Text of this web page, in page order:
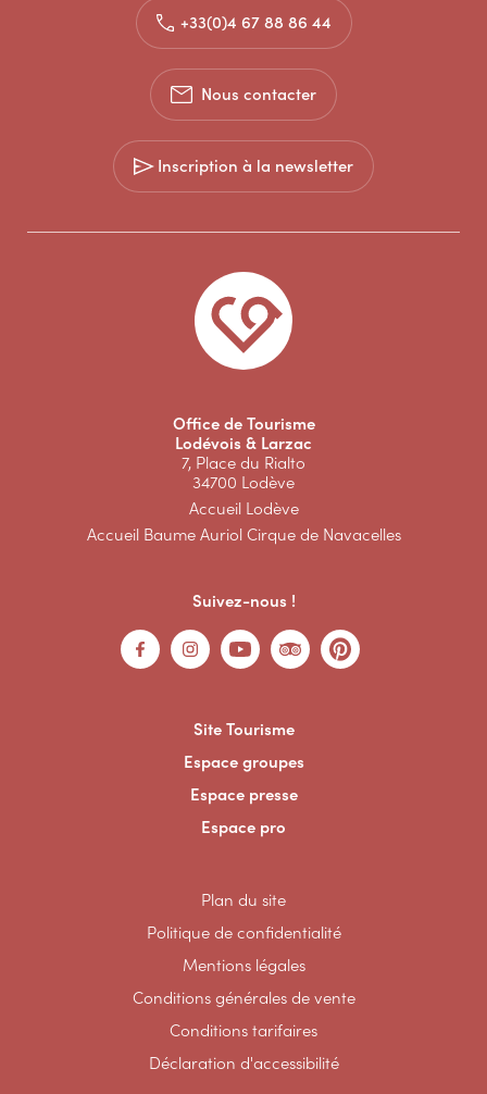
+33(0)4 67 88 86 44
Nous contacter
Inscription à la newsletter
Office de Tourisme
Lodévois & Larzac
7, Place du Rialto
34700 Lodève
Accueil Lodève
Accueil Baume Auriol Cirque de Navacelles
Suivez-nous !
Site Tourisme
Espace groupes
Espace presse
Espace pro
Plan du site
Politique de confidentialité
Mentions légales
Conditions générales de vente
Conditions tarifaires
Déclaration d'accessibilité